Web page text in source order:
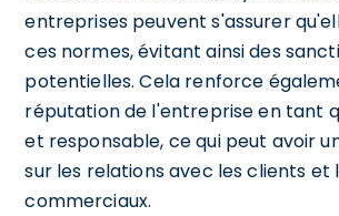
entreprises peuvent s'assurer
ces normes, évitant ainsi des
potentielles. Cela renforce
réputation de l'entreprise en tant
et responsable, ce qui peut avoir
sur les relations avec les clients et
commerciaux.